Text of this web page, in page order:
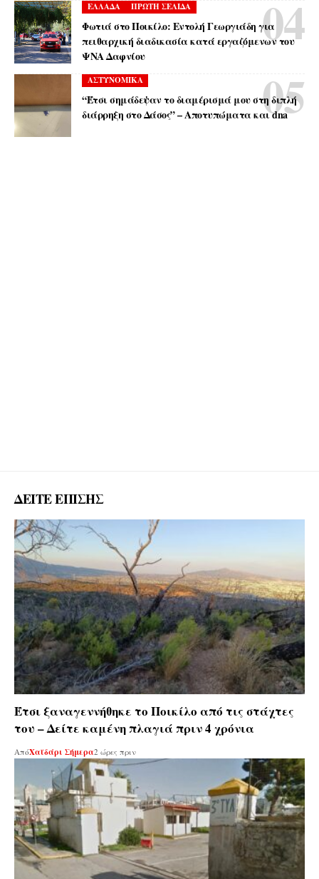
ΕΛΛΑΔΑ ΠΡΩΤΗ ΣΕΛΙΔΑ
Φωτιά στο Ποικίλο: Εντολή Γεωργιάδη για
πειθαρχική διαδικασία κατά εργαζόμενων του
ΨΝΑ Δαφνίου
ΑΣΤΥΝΟΜΙΚΑ
“Έτσι σημάδεψαν το διαμέρισμά μου στη διπλή
διάρρηξη στο Δάσος” – Αποτυπώματα και dna
ΔΕΙΤΕ ΕΠΙΣΗΣ
Έτσι ξαναγεννήθηκε το Ποικίλο από τις στάχτες
του – Δείτε καμένη πλαγιά πριν 4 χρόνια
ΑπόΧαϊδάρι Σήμερα2 ώρες πριν